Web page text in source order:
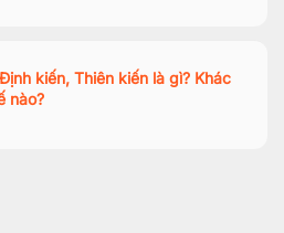
kiến, Thiên kiến là gì? Khác
nào?